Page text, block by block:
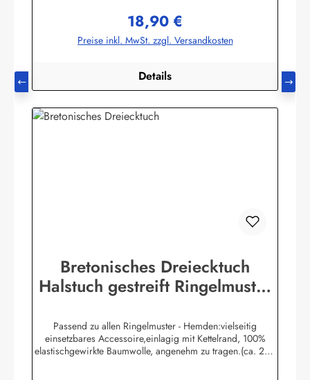
GmbHHeglitzer Str. 1226409 Wittmundinfo@modas-
bekleidung.de
Regulärer Preis:
18,90 €
Preise inkl. MwSt. zzgl. Versandkosten
Details
Bretonisches Dreiecktuch
Halstuch gestreift Ringelmuster
Passend zu allen Ringelmuster - Hemden:vielseitig
einsetzbares Accessoire,einlagig mit Kettelrand, 100%
elastischgewirkte Baumwolle, angenehm zu tragen.(ca. 225